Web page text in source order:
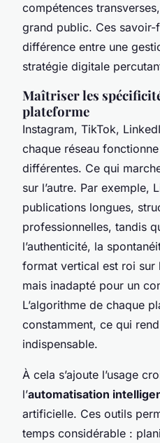
compétences
grand public. Ces
différence entre une
stratégie digitale
Maîtriser les
plateforme
Instagram, TikTok,
chaque réseau
différentes. Ce qui
sur l’autre. Par exemple,
publications longues,
professionnelles, tandis
l’authenticité, la
format vertical est roi sur
mais inadapté pour un
L’algorithme de chaque
constamment, ce qui
indispensable.
À cela s’ajoute l’usage
l’automatisation
artificielle. Ces outils
temps considérable :